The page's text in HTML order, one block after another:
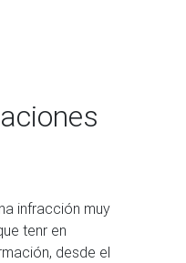
infracción muy
tenr en
desde el